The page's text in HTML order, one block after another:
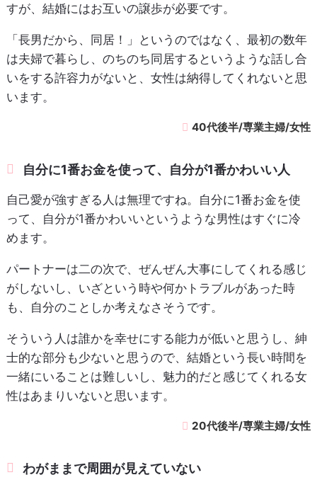
すが、結婚にはお互いの譲歩が必要です。
「長男だから、同居！」というのではなく、最初の数年
は夫婦で暮らし、のちのち同居するというような話し合
いをする許容力がないと、女性は納得してくれないと思
います。
40代後半/専業主婦/女性
自分に1番お金を使って、自分が1番かわいい人
自己愛が強すぎる人は無理ですね。自分に1番お金を使
って、自分が1番かわいいというような男性はすぐに冷
めます。
パートナーは二の次で、ぜんぜん大事にしてくれる感じ
がしないし、いざという時や何かトラブルがあった時
も、自分のことしか考えなさそうです。
そういう人は誰かを幸せにする能力が低いと思うし、紳
士的な部分も少ないと思うので、結婚という長い時間を
一緒にいることは難しいし、魅力的だと感じてくれる女
性はあまりいないと思います。
20代後半/専業主婦/女性
わがままで周囲が見えていない